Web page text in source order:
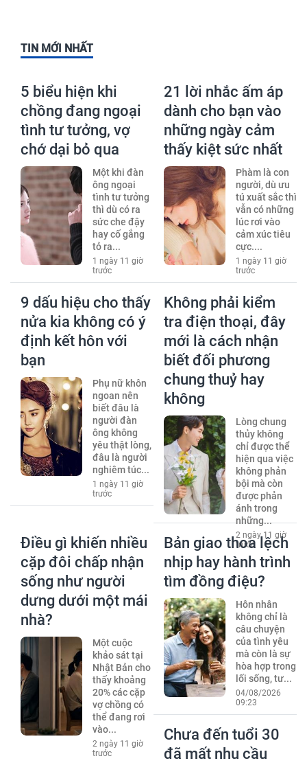
TIN MỚI NHẤT
5 biểu hiện khi
chồng đang ngoại
tình tư tưởng, vợ
chớ dại bỏ qua
Một khi đàn
ông ngoại
tình tư tưởng
thì dù có ra
sức che đậy
hay cố gắng
tỏ ra...
1 ngày 11 giờ
trước
21 lời nhắc ấm áp
dành cho bạn vào
những ngày cảm
thấy kiệt sức nhất
Phàm là con
người, dù ưu
tú xuất sắc thì
vẫn có những
lúc rơi vào
cảm xúc tiêu
cực....
1 ngày 11 giờ
trước
9 dấu hiệu cho thấy
nửa kia không có ý
định kết hôn với
bạn
Phụ nữ khôn
ngoan nên
biết đâu là
người đàn
ông không
yêu thật lòng,
đâu là người
nghiêm túc...
1 ngày 11 giờ
trước
Không phải kiểm
tra điện thoại, đây
mới là cách nhận
biết đối phương
chung thuỷ hay
không
Lòng chung
thủy không
chỉ được thể
hiện qua việc
không phản
bội mà còn
được phản
ánh trong
những...
2 ngày 11 giờ
trước
Điều gì khiến nhiều
cặp đôi chấp nhận
sống như người
dưng dưới một mái
nhà?
Một cuộc
khảo sát tại
Nhật Bản cho
thấy khoảng
20% các cặp
vợ chồng có
thể đang rơi
vào...
2 ngày 11 giờ
trước
Bản giao thoa lệch
nhịp hay hành trình
tìm đồng điệu?
Hôn nhân
không chỉ là
câu chuyện
của tình yêu
mà còn là sự
hòa hợp trong
lối sống, tư...
04/08/2026
09:23
Chưa đến tuổi 30
đã mất nhu cầu